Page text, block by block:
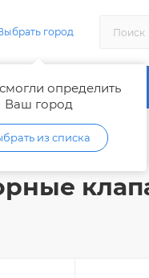
город
определить
Ваш город
из списка
Как купить
и регулирующая арматура